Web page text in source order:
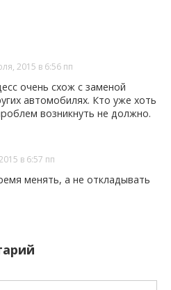
2015 в 6:56 пп
очень схож с заменой
автомобилях. Кто уже хоть
возникнуть не должно.
в 6:57 пп
менять, а не откладывать